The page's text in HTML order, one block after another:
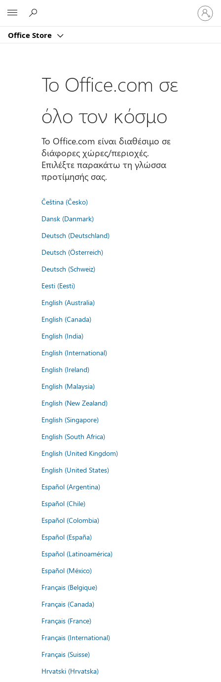
Office Store
Είσοδος
στον
Το Office.com σε
όλο τον κόσμο
Το Office.com είναι διαθέσιμο σε
διάφορες χώρες/περιοχές.
Επιλέξτε παρακάτω τη γλώσσα
προτίμησής σας.
Čeština (Česko)
Dansk (Danmark)
Deutsch (Deutschland)
Deutsch (Österreich)
Deutsch (Schweiz)
Eesti (Eesti)
English (Australia)
English (Canada)
English (India)
English (International)
English (Ireland)
English (Malaysia)
English (New Zealand)
English (Singapore)
English (South Africa)
English (United Kingdom)
English (United States)
Español (Argentina)
Español (Chile)
Español (Colombia)
Español (España)
Español (Latinoamérica)
Español (México)
Français (Belgique)
Français (Canada)
Français (France)
Français (International)
Français (Suisse)
Hrvatski (Hrvatska)